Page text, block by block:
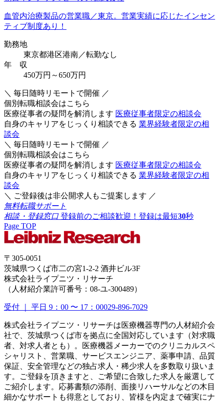
血管内治療製品の営業職／東京。営業実績に応じたインセン
ティブ制度あり！
勤務地
東京都港区港南／転勤なし
年 収
450万円～650万円
＼ 毎日随時リモートで開催 ／
個別転職相談会はこちら
医療従事者の疑問を解消します 医療従事者限定の相談会
自身のキャリアをじっくり相談できる 業界経験者限定の相
談会
＼ 毎日随時リモートで開催 ／
個別転職相談会はこちら
医療従事者の疑問を解消します 医療従事者限定の相談会
自身のキャリアをじっくり相談できる 業界経験者限定の相
談会
＼ ご登録後は非公開求人もご提案します ／
無料転職サポート
相談・登録窓口 登録前のご相談歓迎！登録は最短30秒
Page TOP
〒305-0051
茨城県つくば市二の宮1-2-2 酒井ビル3F
株式会社ライプニツ・リサーチ
（人材紹介業許可番号：08-ユ-300489）
受付 ｜ 平日 9：00 〜 17：00029-896-7029
株式会社ライプニツ・リサーチは医療機器専門の人材紹介会
社で、茨城県つくば市を拠点に全国対応しています（対求職
者、対求人者とも）。医療機器メーカーでのクリニカルスペ
シャリスト、営業職、サービスエンジニア、薬事申請、品質
保証、安全管理などの独占求人・稀少求人を多数取り扱いま
す。ご登録を頂きますと、ご希望に合致した求人を厳選して
ご紹介します。応募書類の添削、面接リハーサルなどの木目
細かなサポートも得意としており、皆様を内定まで確実にナ